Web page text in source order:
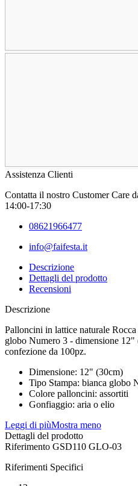
Assistenza Clienti
Contatta il nostro Customer Care
14:00-17:30
08621966477
info@faifesta.it
Descrizione
Dettagli del prodotto
Recensioni
Descrizione
Palloncini in lattice naturale
globo Numero 3 - dimensione 12"
confezione da 100pz.
Dimensione: 12" (30cm)
Tipo Stampa: bianca globo
Colore palloncini: assortiti
Gonfiaggio: aria o elio
Leggi di piùMostra meno
Dettagli del prodotto
Riferimento GSD110 GLO-03
Riferimenti Specifici